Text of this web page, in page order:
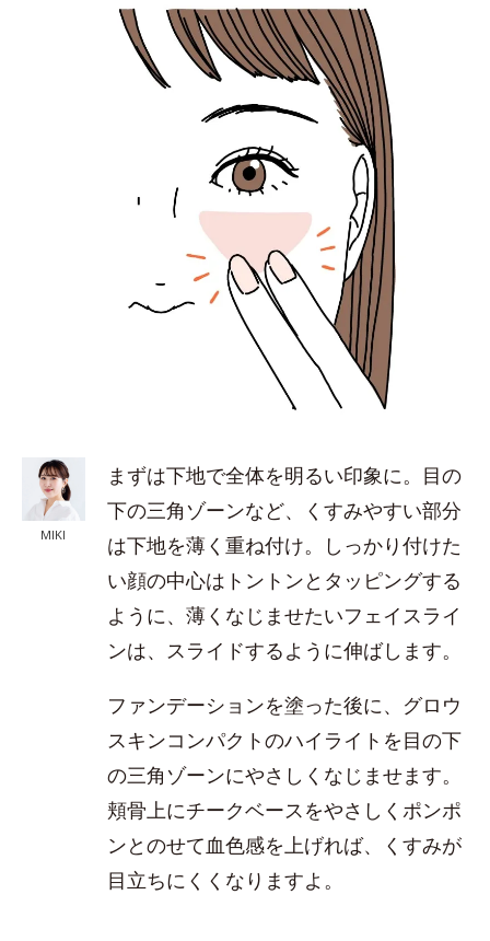
MIKI
まずは下地で全体を明るい印象に。目の
下の三角ゾーンなど、くすみやすい部分
は下地を薄く重ね付け。しっかり付けた
い顔の中心はトントンとタッピングする
ように、薄くなじませたいフェイスライ
ンは、スライドするように伸ばします。
ファンデーションを塗った後に、グロウ
スキンコンパクトのハイライトを目の下
の三角ゾーンにやさしくなじませます。
頬骨上にチークベースをやさしくポンポ
ンとのせて血色感を上げれば、くすみが
目立ちにくくなりますよ。